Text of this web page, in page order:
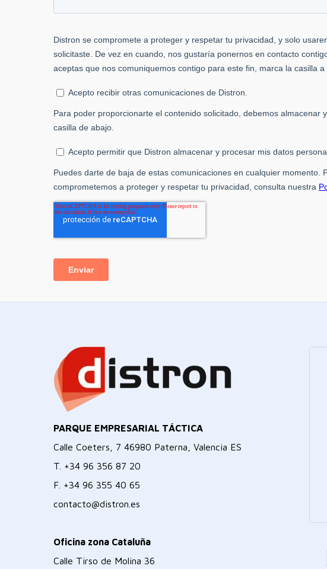
PARQUE EMPRESARIAL TÁCTICA
Calle Coeters, 7 46980 Paterna, Valencia ES
T. +34 96 356 87 20
F. +34 96 355 40 65
contacto@distron.es
Oficina zona Cataluña
Calle Tirso de Molina 36